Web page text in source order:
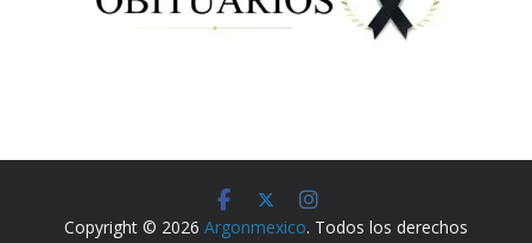
Copyright © 2026 Argonmexico. Todos los derechos